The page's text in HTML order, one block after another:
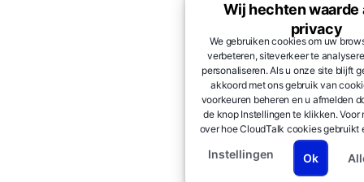
Wij hechten waarde
privacy
We gebruiken cookies om uw
verbeteren, siteverkeer te
personaliseren. Als u onze site blijft
akkoord met ons gebruik van
voorkeuren beheren en u afmelden
de knop Instellingen te klikken. Voor
over hoe CloudTalk cookies gebruikt
verwerkt, raadpleegt u onze
Ok
Instellingen